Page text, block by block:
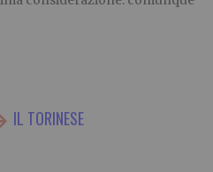
IL TORINESE